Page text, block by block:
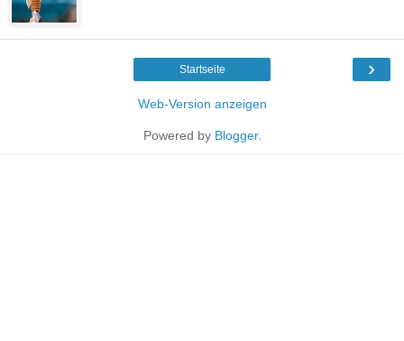
›
Startseite
Web-Version anzeigen
Powered by Blogger.